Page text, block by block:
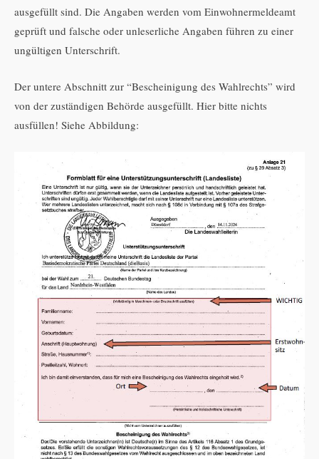
ausgefüllt sind. Die Angaben werden vom Einwohnermeldeamt
geprüft und falsche oder unleserliche Angaben führen zu einer
ungültigen Unterschrift.
Der untere Abschnitt zur “Bescheinigung des Wahlrechts” wird
von der zuständigen Behörde ausgefüllt. Hier bitte nichts
ausfüllen! Siehe Abbildung: